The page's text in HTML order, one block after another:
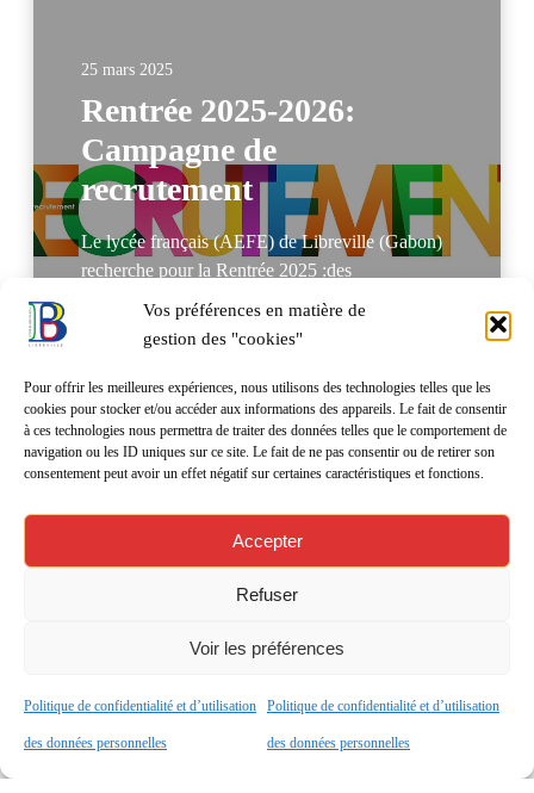
Vos préférences en matière de
gestion des "cookies"
Pour offrir les meilleures expériences, nous utilisons des technologies telles que les
cookies pour stocker et/ou accéder aux informations des appareils. Le fait de consentir
à ces technologies nous permettra de traiter des données telles que le comportement de
navigation ou les ID uniques sur ce site. Le fait de ne pas consentir ou de retirer son
consentement peut avoir un effet négatif sur certaines caractéristiques et fonctions.
Accepter
Refuser
Voir les préférences
Politique de confidentialité et d’utilisation
des données personnelles
Politique de confidentialité et d’utilisation
des données personnelles
25 mars 2025
Rentrée 2025-2026:
Campagne de
recrutement
Le lycée français (AEFE) de Libreville (Gabon)
recherche pour la Rentrée 2025 :des
professeur(e)s Certifié(e)s ou
disciplines ci-dessous : E.P.S. : 3 postes…
Lire Plus
Recrutement au poste